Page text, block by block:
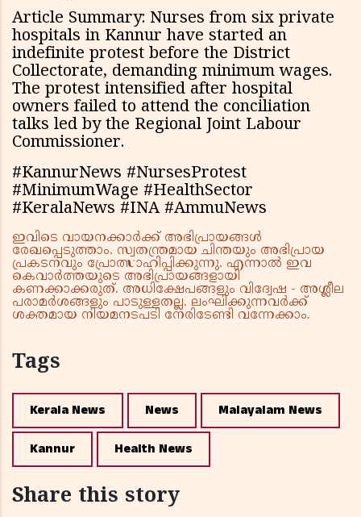
Article Summary: Nurses from six private
hospitals in Kannur have started an
indefinite protest before the District
Collectorate, demanding minimum wages.
The protest intensified after hospital
owners failed to attend the conciliation
talks led by the Regional Joint Labour
Commissioner.
#KannurNews #NursesProtest
#MinimumWage #HealthSector
#KeralaNews #INA #AmmuNews
ഇവിടെ വായനക്കാർക്ക് അഭിപ്രായങ്ങൾ
രേഖപ്പെടുത്താം. സ്വതന്ത്രമായ ചിന്തയും അഭിപ്രായ
പ്രകടനവും പ്രോത്സാഹിപ്പിക്കുന്നു. എന്നാൽ ഇവ
കെവാർത്തയുടെ അഭിപ്രായങ്ങളായി
കണക്കാക്കരുത്. അധിക്ഷേപങ്ങളും വിദ്വേഷ - അശ്ലീല
പരാമർശങ്ങളും പാടുള്ളതല്ല. ലംഘിക്കുന്നവർക്ക്
ശക്തമായ നിയമനടപടി നേരിടേണ്ടി വന്നേക്കാം.
Tags
Kerala News News Malayalam News
Kannur Health News
Share this story